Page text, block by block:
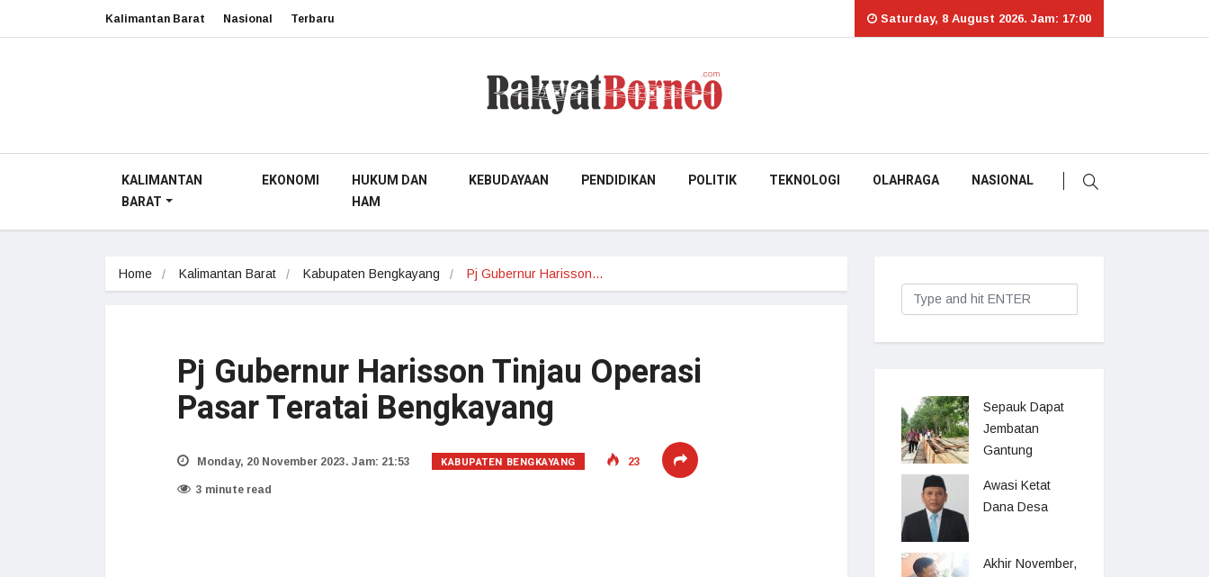
Kalimantan Barat Nasional Terbaru Saturday, 8 August 2026. Jam: 17:00
KALIMANTAN
BARAT
EKONOMI
HUKUM DAN
HAM
KEBUDAYAAN PENDIDIKAN POLITIK TEKNOLOGI OLAHRAGA NASIONAL
Home Kalimantan Barat Kabupaten Bengkayang Pj Gubernur Harisson…
Pj Gubernur Harisson Tinjau Operasi
Pasar Teratai Bengkayang
Monday, 20 November 2023. Jam: 21:53 KABUPATEN BENGKAYANG 23
3 minute read
Sepauk Dapat
Jembatan
Gantung
Awasi Ketat
Dana Desa
Akhir November,